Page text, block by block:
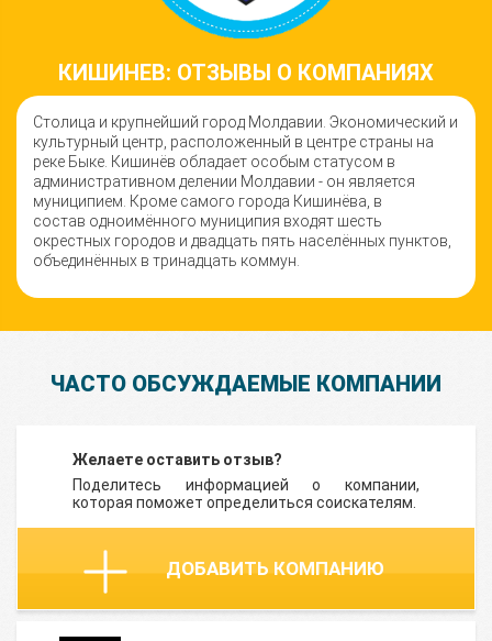
КИШИНЕВ: ОТЗЫВЫ О КОМПАНИЯХ
Столица и крупнейший город Молдавии. Экономический и
культурный центр, расположенный в центре страны на
реке Быке. Кишинёв обладает особым статусом в
административном делении Молдавии - он является
муниципием. Кроме самого города Кишинёва, в
состав одноимённого муниципия входят шесть
окрестных городов и двадцать пять населённых пунктов,
объединённых в тринадцать коммун.
ЧАСТО ОБСУЖДАЕМЫЕ КОМПАНИИ
Желаете оставить отзыв?
Поделитесь информацией о компании,
которая поможет определиться соискателям.
ДОБАВИТЬ КОМПАНИЮ